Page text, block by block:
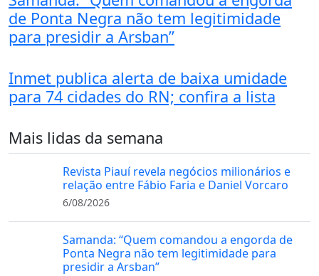
de Ponta Negra não tem legitimidade
para presidir a Arsban”
Inmet publica alerta de baixa umidade
para 74 cidades do RN; confira a lista
Mais lidas da semana
Revista Piauí revela negócios milionários e
relação entre Fábio Faria e Daniel Vorcaro
6/08/2026
Samanda: “Quem comandou a engorda de
Ponta Negra não tem legitimidade para
presidir a Arsban”